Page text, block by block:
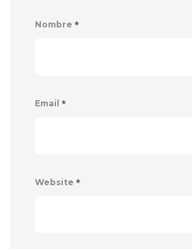
Nombre *
Email *
Website *